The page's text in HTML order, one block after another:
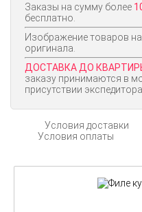
Заказы на сумму более
бесплатно.
Изображение товаров
оригинала.
ДОСТАВКА ДО
заказу принимаются в
присутствии экспедитора.
Условия доставки
Условия оплаты